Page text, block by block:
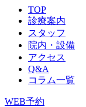
TOP
診療案内
スタッフ
院内・設備
アクセス
Q&A
コラム一覧
WEB予約